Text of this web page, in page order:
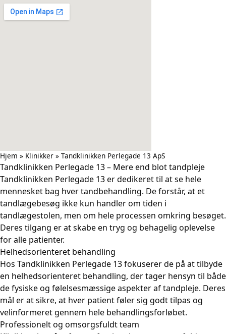
Hjem » Klinikker » Tandklinikken Perlegade 13 ApS
Tandklinikken Perlegade 13 – Mere end blot tandpleje
Tandklinikken Perlegade 13 er dedikeret til at se hele
mennesket bag hver tandbehandling. De forstår, at et
tandlægebesøg ikke kun handler om tiden i
tandlægestolen, men om hele processen omkring besøget.
Deres tilgang er at skabe en tryg og behagelig oplevelse
for alle patienter.
Helhedsorienteret behandling
Hos Tandklinikken Perlegade 13 fokuserer de på at tilbyde
en helhedsorienteret behandling, der tager hensyn til både
de fysiske og følelsesmæssige aspekter af tandpleje. Deres
mål er at sikre, at hver patient føler sig godt tilpas og
velinformeret gennem hele behandlingsforløbet.
Professionelt og omsorgsfuldt team